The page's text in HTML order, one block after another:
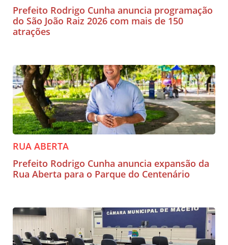
Prefeito Rodrigo Cunha anuncia programação
do São João Raiz 2026 com mais de 150
atrações
RUA ABERTA
Prefeito Rodrigo Cunha anuncia expansão da
Rua Aberta para o Parque do Centenário